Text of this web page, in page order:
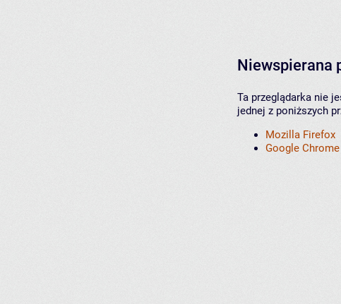
Niewspierana
Ta przeglądarka nie
jednej z poniższych
Mozilla Firefox
Google Chrome